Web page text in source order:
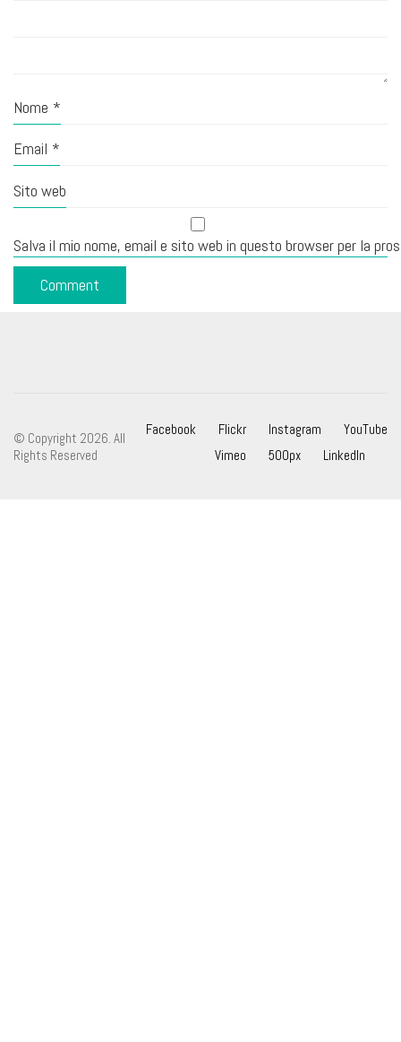
Nome *
Email *
Sito web
Salva il mio nome, email e sito web in questo browser per la
Facebook Flickr Instagram
YouTube
Vimeo
500px LinkedIn
© Copyright 2026. All
Rights Reserved